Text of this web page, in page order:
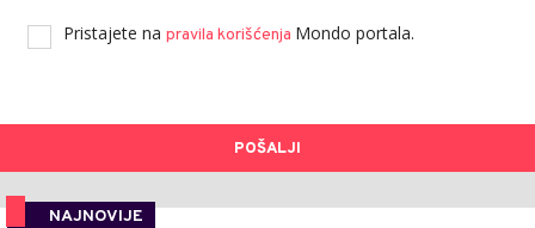
Pristajete na pravila korišćenja Mondo portala.
POŠALJI
NAJNOVIJE